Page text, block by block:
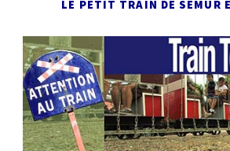
LE PETIT TRAIN DE SEMUR